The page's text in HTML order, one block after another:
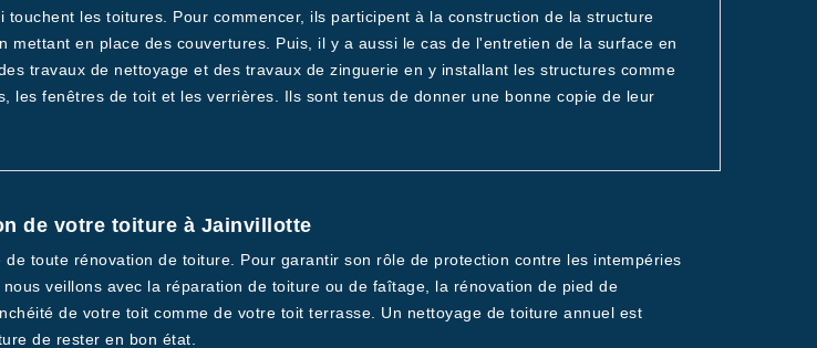
touchent les toitures. Pour commencer, ils participent à la construction de la structure
mettant en place des couvertures. Puis, il y a aussi le cas de l'entretien de la surface en
travaux de nettoyage et des travaux de zinguerie en y installant les structures comme
les fenêtres de toit et les verrières. Ils sont tenus de donner une bonne copie de leur
de votre toiture à Jainvillotte
toute rénovation de toiture. Pour garantir son rôle de protection contre les intempéries
veillons avec la réparation de toiture ou de faîtage, la rénovation de pied de
de votre toit comme de votre toit terrasse. Un nettoyage de toiture annuel est
de rester en bon état.